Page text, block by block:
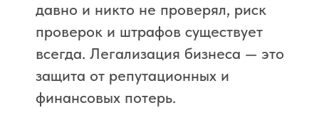
давно и никто не проверял, риск
проверок и штрафов существует
всегда. Легализация бизнеса — это
защита от репутационных и
финансовых потерь.